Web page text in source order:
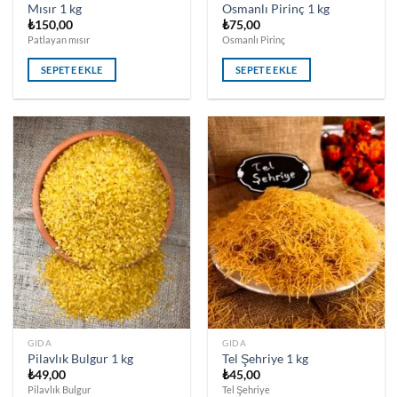
Mısır 1 kg
₺150,00
Patlayan mısır
SEPETE EKLE
Osmanlı Pirinç 1 kg
₺75,00
Osmanlı Pirinç
SEPETE EKLE
GIDA
Pilavlık Bulgur 1 kg
₺49,00
Pilavlık Bulgur
GIDA
Tel Şehriye 1 kg
₺45,00
Tel Şehriye